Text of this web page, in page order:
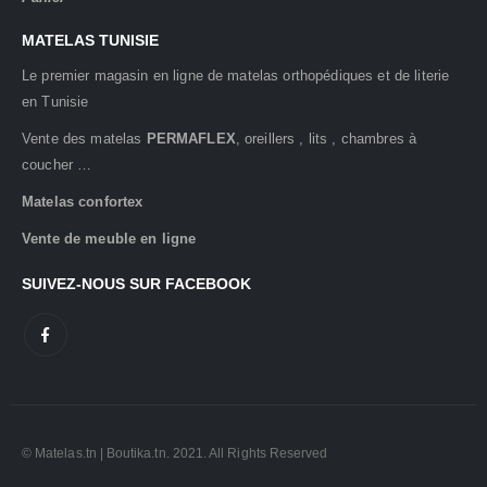
MATELAS TUNISIE
Le premier magasin en ligne de matelas orthopédiques et de literie
en Tunisie
Vente des matelas PERMAFLEX, oreillers , lits , chambres à
coucher …
Matelas confortex
Vente de meuble en ligne
SUIVEZ-NOUS SUR FACEBOOK
© Matelas.tn | Boutika.tn. 2021. All Rights Reserved